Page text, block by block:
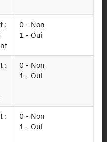
0 - Non
1 - Oui
0 - Non
1 - Oui
0 - Non
1 - Oui
utiles